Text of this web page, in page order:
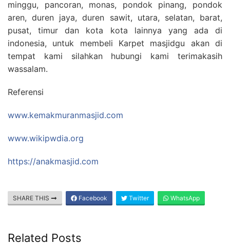
minggu, pancoran, monas, pondok pinang, pondok
aren, duren jaya, duren sawit, utara, selatan, barat,
pusat, timur dan kota kota lainnya yang ada di
indonesia, untuk membeli Karpet masjidgu akan di
tempat kami silahkan hubungi kami terimakasih
wassalam.
Referensi
www.kemakmuranmasjid.com
www.wikipwdia.org
https://anakmasjid.com
SHARE THIS Facebook Twitter WhatsApp
Related Posts